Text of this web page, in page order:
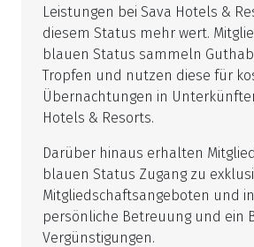
Leistungen bei Sava Hotels &
diesem Status mehr wert.
blauen Status sammeln
Tropfen und nutzen diese für
Übernachtungen in
Hotels & Resorts.
Darüber hinaus erhalten
blauen Status Zugang zu
Mitgliedschaftsangeboten und
persönliche Betreuung und ein
Vergünstigungen.